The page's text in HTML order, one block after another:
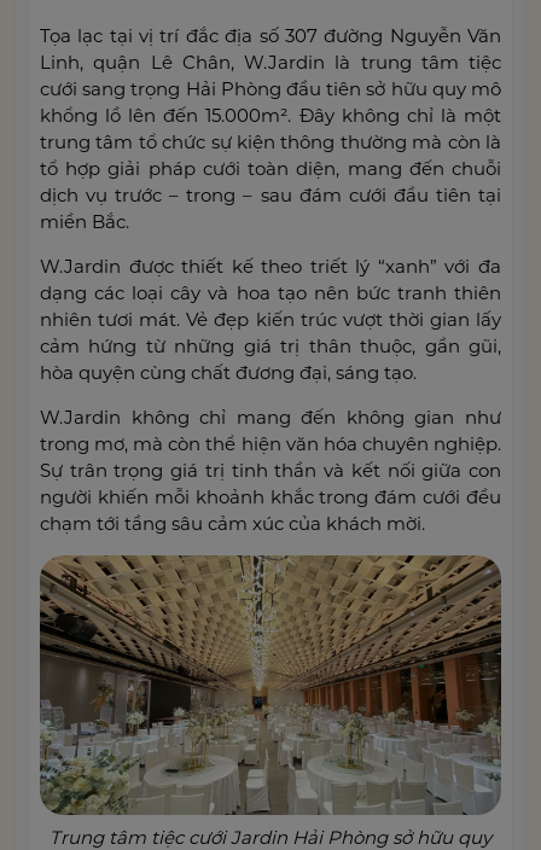
Tọa lạc tại vị trí đắc địa số 307 đường Nguyễn Văn
Linh, quận Lê Chân, W.Jardin là trung tâm tiệc
cưới sang trọng Hải Phòng đầu tiên sở hữu quy mô
khổng lồ lên đến 15.000m². Đây không chỉ là một
trung tâm tổ chức sự kiện thông thường mà còn là
tổ hợp giải pháp cưới toàn diện, mang đến chuỗi
dịch vụ trước – trong – sau đám cưới đầu tiên tại
miền Bắc.
W.Jardin được thiết kế theo triết lý “xanh” với đa
dạng các loại cây và hoa tạo nên bức tranh thiên
nhiên tươi mát. Vẻ đẹp kiến trúc vượt thời gian lấy
cảm hứng từ những giá trị thân thuộc, gần gũi,
hòa quyện cùng chất đương đại, sáng tạo.
W.Jardin không chỉ mang đến không gian như
trong mơ, mà còn thể hiện văn hóa chuyên nghiệp.
Sự trân trọng giá trị tinh thần và kết nối giữa con
người khiến mỗi khoảnh khắc trong đám cưới đều
chạm tới tầng sâu cảm xúc của khách mời.
Trung tâm tiệc cưới Jardin Hải Phòng sở hữu quy